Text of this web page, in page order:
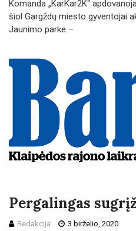
Komanda „KarKar2K“
šiol Gargždų miesto gyventojai
Jaunimo parke –
Pergalingas
Redakcija 3 birželio, 2020